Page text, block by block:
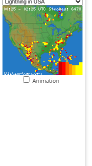
Animation